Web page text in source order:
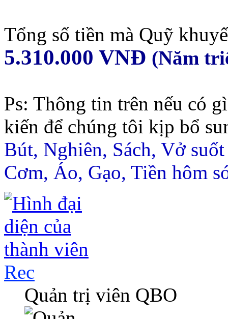
Tổng số tiền mà Quỹ
5.310.000 VNĐ (Năm
Ps: Thông tin trên nếu có
kiến để chúng tôi kịp bổ
Bút, Nghiên, Sách, Vở
Cơm, Áo, Gạo, Tiền hôm
Rec
Quản trị viên QBO